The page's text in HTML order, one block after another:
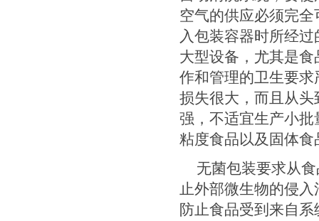
空气的供应必须完
入包装容器时所经
大型设备，尤其是
作和管理的卫生要
损失很大，而且从
强，不适宜生产小
粘度食品以及固体
无菌包装要求从
止外部微生物的侵
防止食品受到来自